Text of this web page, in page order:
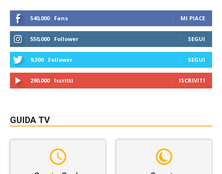
540,000 Fans MI PIACE
550,000 Follower SEGUI
9,300 Follower SEGUI
290,000 Iscritti ISCRIVITI
GUIDA TV